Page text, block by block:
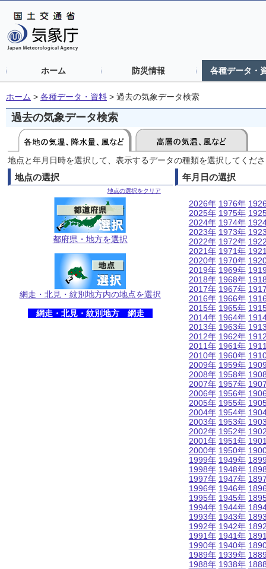
ホーム 防災情報 各種データ・
ホーム > 各種データ・資料 > 過去の気象データ検索
過去の気象データ検索
地点と年月日時を選択して、表示するデータの種類を選択してくだ
地点の選択
地点の選択をクリア
都府県・地方を選択
網走・北見・紋別地方内の地点を選択
網走・北見・紋別地方 網走
年月日の選択
2026年
2025年
2024年
2023年
2022年
2021年
2020年
2019年
2018年
2017年
2016年
2015年
2014年
2013年
2012年
2011年
2010年
2009年
2008年
2007年
2006年
2005年
2004年
2003年
2002年
2001年
2000年
1999年
1998年
1997年
1996年
1995年
1994年
1993年
1992年
1991年
1990年
1989年
1988年
1976年
1975年
1974年
1973年
1972年
1971年
1970年
1969年
1968年
1967年
1966年
1965年
1964年
1963年
1962年
1961年
1960年
1959年
1958年
1957年
1956年
1955年
1954年
1953年
1952年
1951年
1950年
1949年
1948年
1947年
1946年
1945年
1944年
1943年
1942年
1941年
1940年
1939年
1938年